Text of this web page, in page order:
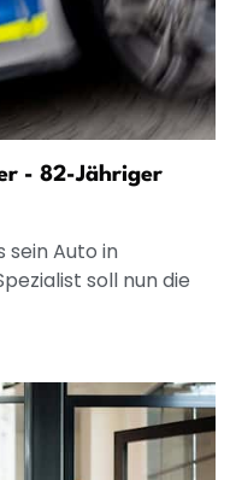
- 82-Jähriger
sein Auto in
soll nun die